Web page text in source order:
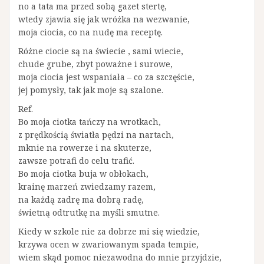
no a tata ma przed sobą gazet stertę,
wtedy zjawia się jak wróżka na wezwanie,
moja ciocia, co na nudę ma receptę.
Różne ciocie są na świecie , sami wiecie,
chude grube, zbyt poważne i surowe,
moja ciocia jest wspaniała – co za szczęście,
jej pomysły, tak jak moje są szalone.
Ref.
Bo moja ciotka tańczy na wrotkach,
z prędkością światła pędzi na nartach,
mknie na rowerze i na skuterze,
zawsze potrafi do celu trafić.
Bo moja ciotka buja w obłokach,
krainę marzeń zwiedzamy razem,
na każdą zadrę ma dobrą radę,
świetną odtrutkę na myśli smutne.
Kiedy w szkole nie za dobrze mi się wiedzie,
krzywa ocen w zwariowanym spada tempie,
wiem skąd pomoc niezawodna do mnie przyjdzie,